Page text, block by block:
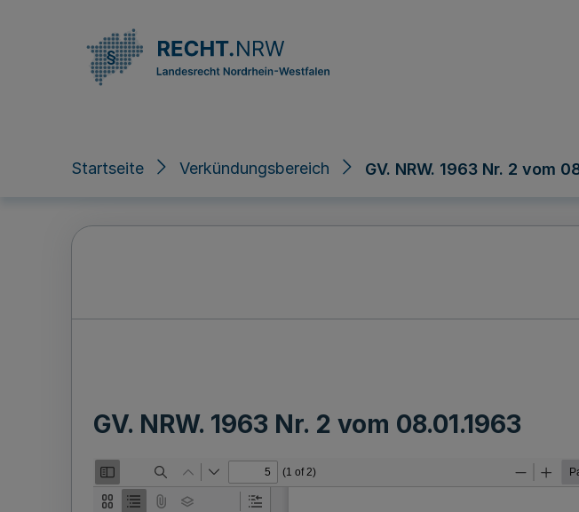
Startseite Verkündungsbereich GV. NRW. 1963 Nr. 2 vom
GV. NRW. 1963 Nr. 2 vom 08.01.1963